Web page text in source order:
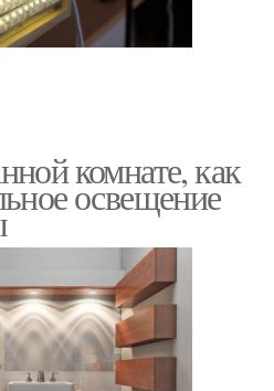
комнате, как
освещение